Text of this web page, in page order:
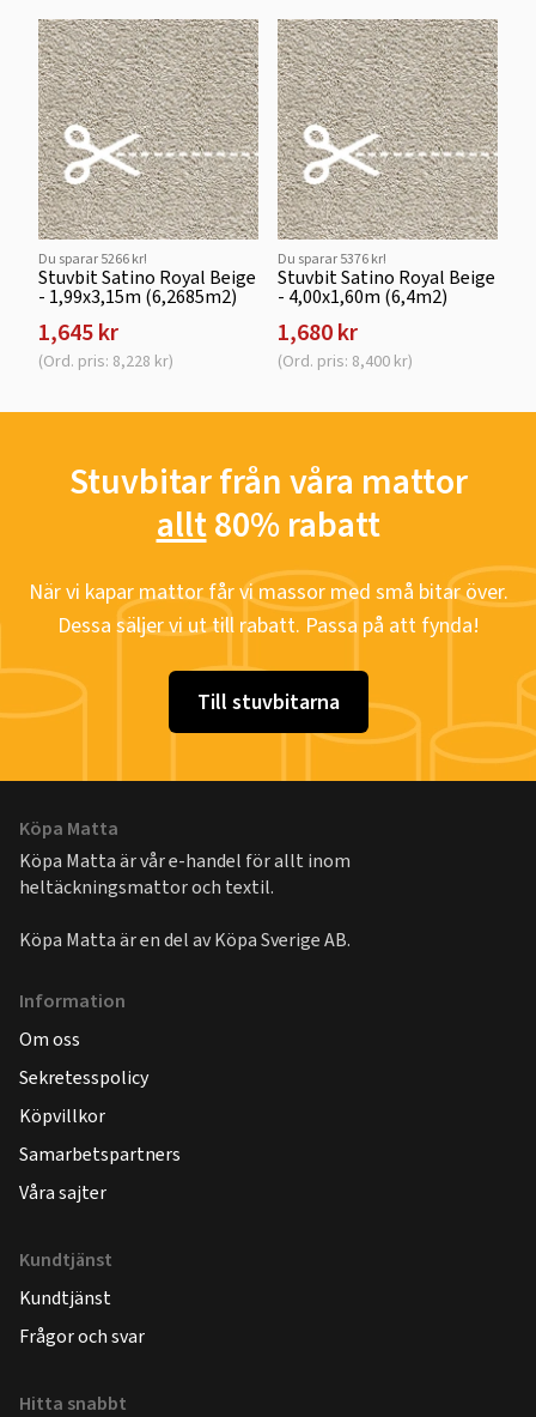
Du sparar 5266 kr!
Stuvbit Satino Royal Beige
- 1,99x3,15m (6,2685m2)
1,645 kr
(Ord. pris: 8,228 kr)
Du sparar 5376 kr!
Stuvbit Satino Royal Beige
- 4,00x1,60m (6,4m2)
1,680 kr
(Ord. pris: 8,400 kr)
Stuvbitar från våra mattor
allt80% rabatt
När vi kapar mattor får vi massor med små bitar över.
Dessa säljer vi ut till rabatt. Passa på att fynda!
Till stuvbitarna
Köpa Matta
Köpa Matta är vår e-handel för allt inom
heltäckningsmattor och textil.
Köpa Matta är en del avKöpa Sverige AB.
Information
Om oss
Sekretesspolicy
Köpvillkor
Samarbetspartners
Våra sajter
Kundtjänst
Kundtjänst
Frågor och svar
Hitta snabbt